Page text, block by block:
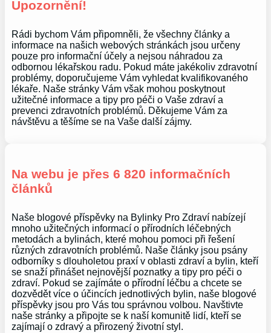
Upozornění!
Rádi bychom Vám připomněli, že všechny články a
informace na našich webových stránkách jsou určeny
pouze pro informační účely a nejsou náhradou za
odbornou lékařskou radu. Pokud máte jakékoliv zdravotní
problémy, doporučujeme Vám vyhledat kvalifikovaného
lékaře. Naše stránky Vám však mohou poskytnout
užitečné informace a tipy pro péči o Vaše zdraví a
prevenci zdravotních problémů. Děkujeme Vám za
návštěvu a těšíme se na Vaše další zájmy.
Na webu je přes 6 820 informačních
článků
Naše blogové příspěvky na Bylinky Pro Zdraví nabízejí
mnoho užitečných informací o přírodních léčebných
metodách a bylinách, které mohou pomoci při řešení
různých zdravotních problémů. Naše články jsou psány
odborníky s dlouholetou praxí v oblasti zdraví a bylin, kteří
se snaží přinášet nejnovější poznatky a tipy pro péči o
zdraví. Pokud se zajímáte o přírodní léčbu a chcete se
dozvědět více o účincích jednotlivých bylin, naše blogové
příspěvky jsou pro Vás tou správnou volbou. Navštivte
naše stránky a připojte se k naší komunitě lidí, kteří se
zajímají o zdravý a přirozený životní styl.